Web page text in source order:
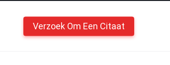
Verzoek Om Een Citaat